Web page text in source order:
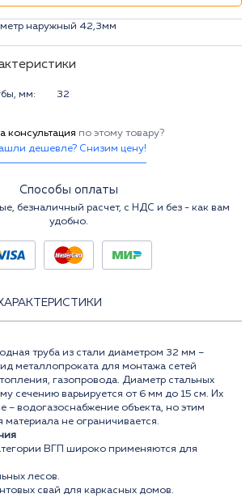
наружный 42,3мм
мм: 32
консультация по этому товару?
дешевле? Снизим цену!
Способы оплаты
безналичный расчет, с НДС и без - как вам
удобно.
труба из стали диаметром 32 мм –
металлопроката для монтажа сетей
газопровода. Диаметр стальных
сечению варьируется от 6 мм до 15 см. Их
– водогазоснабжение объекта, но этим
не ограничивается.
ВГП широко применяются для
лесов.
свай для каркасных домов.